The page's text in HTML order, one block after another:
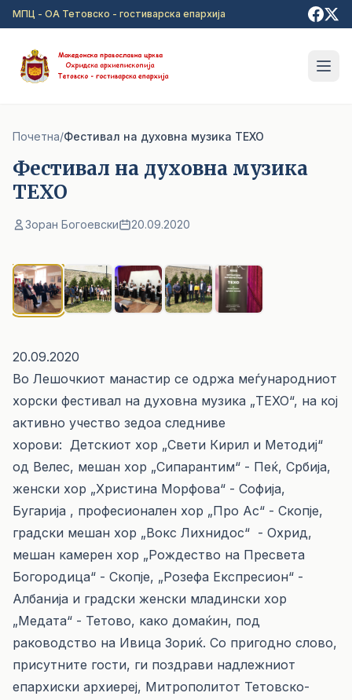
Прејди на главна содржина
МПЦ - ОА Тетовско - гостиварска епархија
Почетна/Фестивал на духовна музика ТЕХО
Фестивал на духовна музика
ТЕХО
Зоран Богоевски 20.09.2020
20.09.2020
Во Лешочкиот манастир се одржа меѓународниот
хорски фестивал на духовна музика „ТЕХО“, на кој
активно учество зедоа следниве
хорови: Детскиот хор „Свети Кирил и Методиј“
од Велес, мешан хор „Сипарантим“ - Пеќ, Србија,
женски хор „Христина Морфова“ - Софија,
Бугарија , професионален хор „Про Ас“ - Скопје,
градски мешан хор „Вокс Лихнидос“ - Охрид,
мешан камерен хор „Рождество на Пресвета
Богородица“ - Скопје, „Розефа Експресион“ -
Албанија и градски женски младински хор
„Медата“ - Тетово, како домаќин, под
раководство на Ивица Зориќ. Со пригодно слово,
присутните гости, ги поздрави надлежниот
епархиски архиереј, Митрополитот Тетовско-